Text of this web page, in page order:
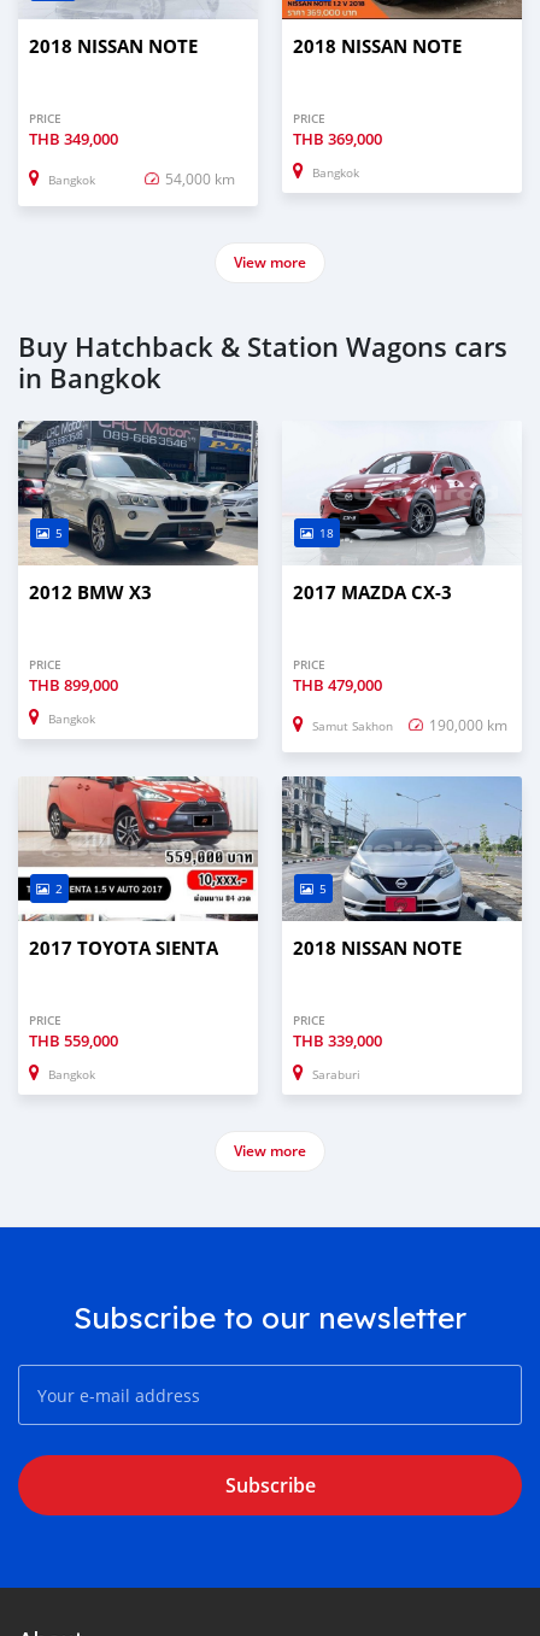
2018 NISSAN NOTE
PRICE
THB 349,000
Bangkok 54,000 km
2018 NISSAN NOTE
PRICE
THB 369,000
Bangkok
View more
Buy Hatchback & Station Wagons cars
in Bangkok
5
2012 BMW X3
PRICE
THB 899,000
Bangkok
18
2017 MAZDA CX-3
PRICE
THB 479,000
Samut Sakhon 190,000 km
2
2017 TOYOTA SIENTA
PRICE
THB 559,000
Bangkok
5
2018 NISSAN NOTE
PRICE
THB 339,000
Saraburi
View more
Subscribe to our newsletter
Subscribe